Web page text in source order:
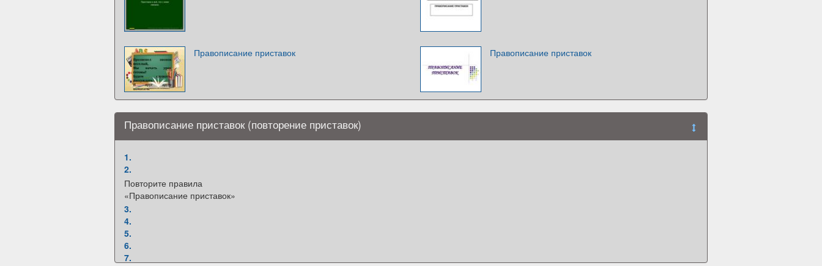
Правописание приставок Правописание приставок
Правописание приставок (повторение приставок)
1.
2.
Повторите правила
«Правописание приставок»
3.
4.
5.
6.
7.